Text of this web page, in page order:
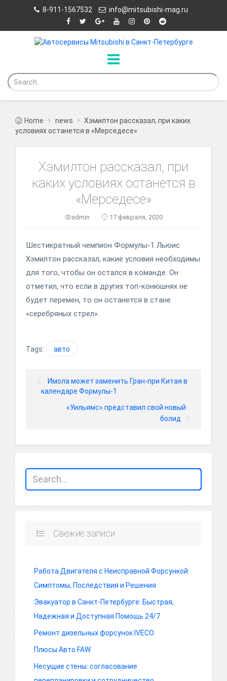
8-911-1567532 info@mitsubishi-mag.ru
Home news
Хэмилтон рассказал, при каких
условиях останется в «Мерседесе»
Хэмилтон рассказал, при
каких условиях останется в
«Мерседесе»
admin 17 февраля, 2020
Шестикратный чемпион Формулы-1 Льюис
Хэмилтон рассказал, какие условия необходимы
для того, чтобы он остался в команде. Он
отметил, что если в других топ-конюшнях не
будет перемен, то он останется в стане
«серебряных стрел».
Tags: авто
Имола может заменить Гран-при Китая в
календаре Формулы-1
«Уильямс» представил свой новый
болид
Свежие записи
Работа Двигателя с Неисправной Форсункой:
Симптомы, Последствия и Решения
Эвакуатор в Санкт-Петербурге: Быстрая,
Надежная и Доступная Помощь 24/7
Ремонт дизельных форсунок IVECO
Плюсы Авто FAW
Несущие стены: согласование